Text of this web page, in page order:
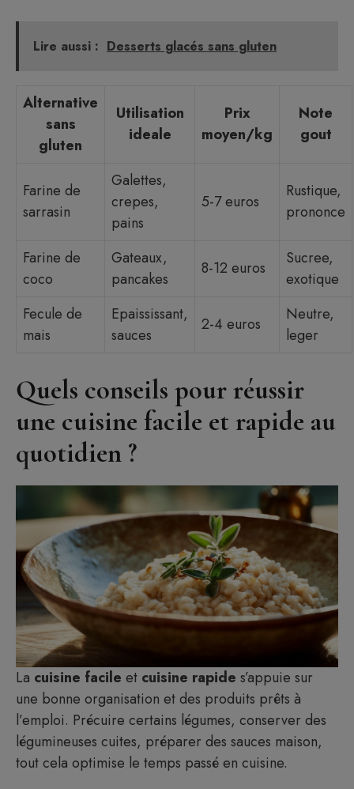
Lire aussi : Desserts glacés sans gluten
Alternative
sans
gluten
Utilisation
ideale
Prix
moyen/kg
Note
gout
Farine de
sarrasin
Galettes,
crepes,
pains
5-7 euros
Rustique,
prononce
Farine de
coco
Gateaux,
pancakes
8-12 euros
Sucree,
exotique
Fecule de
mais
Epaississant,
sauces
2-4 euros
Neutre,
leger
Quels conseils pour réussir
une cuisine facile et rapide au
quotidien ?
La cuisine facile et cuisine rapide s’appuie sur
une bonne organisation et des produits prêts à
l’emploi. Précuire certains légumes, conserver des
légumineuses cuites, préparer des sauces maison,
tout cela optimise le temps passé en cuisine.